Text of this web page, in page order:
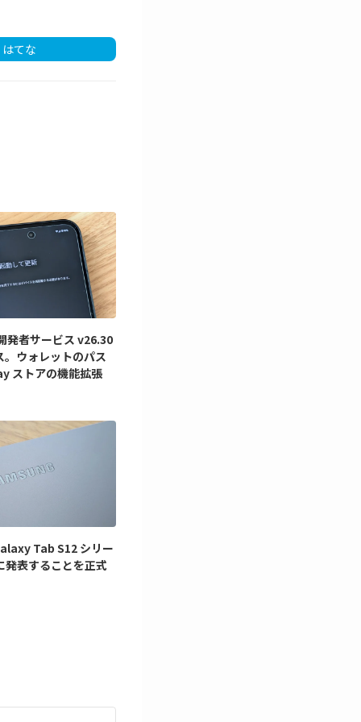
はてな
発者サービス v26.30
。ウォレットのパス
ストアの機能拡張
Tab S12 シリー
発表することを正式